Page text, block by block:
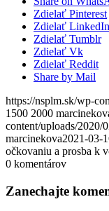
Zdielať Pinterest
Zdielať LinkedIn
Zdielať Tumblr
Zdielať Vk
Zdielať Reddit
Share by Mail
https://nsplm.sk/wp-
1500 2000
content/uploads/
marcinekova2021-03-
očkovaniu a prosba k
0 komentárov
Zanechajte